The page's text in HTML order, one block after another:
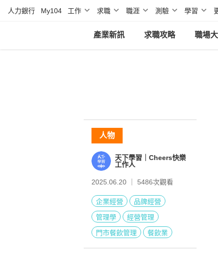
人力銀行 My104 工作 求職 職涯 測驗 學習
產業新訊 求職攻略 職場
人物
天下學習｜Cheers快樂
工作人
2025.06.20 ｜ 5486次觀看
企業經營
品牌經營
管理學
經營管理
門市餐飲管理
餐飲業